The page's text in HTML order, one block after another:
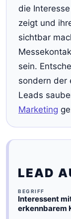
die
zeigt und
sichtbar
sein.
sondern der
Leads
Marketing
LEAD
BEGRIFF
Interessent
erkennbarem